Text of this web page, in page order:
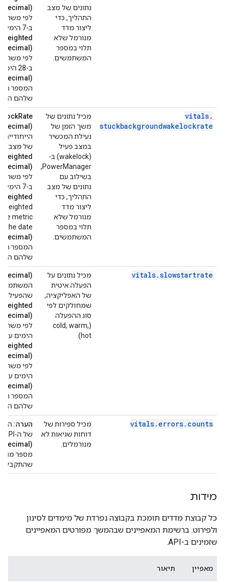
נתונים של מצב
התהליך, כדי
ליצור מדד
מנורמל שלא
תלוי במספר
המשתמשים.
ב-7 הימים האחרונים, כולל התאריך.
ב-28 הימים עד התאריך כולל.
המספר
שלהם היו
vitals.
stuckbackgroundwakelockrate
מכיל נתונים של
משך הזמן של
נעילת המכשיר
במצב פעיל
(wakelock) ב-
PowerManager,
בשילוב עם
נתונים של מצב
התהליך, כדי
ליצור מדד
מנורמל שלא
תלוי במספר
המשתמשים.
של מצב
ב-7 הימים שעד התאריך כולל.
weighted
metric
the date.
המספר
שלהם היו
vitals.slowstartrate
מכיל נתונים על
הפעלה איטית
של האפליקציה,
שמחולקים לפי
סוג ההפעלה
(cold, warm,
hot).
שהפעילו
הימים עד
הימים עד
המספר
שלהם היו
vitals. errors. counts
מכיל ספירות של
דוחות שגיאות לא
מנורמלים.
הערה:
של ה-API.
מספר
שהתקבלו
מידות
כל קבוצת מדדים תומכת בקבוצה נפרדת של מימדים לסינון
ולפירוט. ברשימת המאפיינים שבהמשך מפורטים המאפיינים
שזמינים ב-API.
מאפיין תיאור